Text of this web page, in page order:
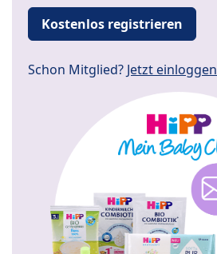
Kostenlos registrieren
Schon Mitglied? Jetzt einloggen